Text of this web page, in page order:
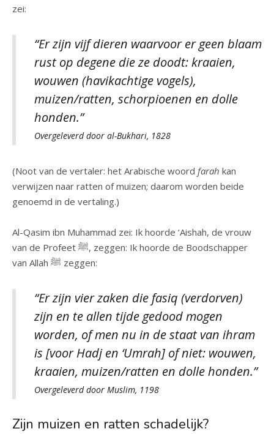
zei:
“Er zijn vijf dieren waarvoor er geen blaam
rust op degene die ze doodt: kraaien,
wouwen (havikachtige vogels),
muizen/ratten, schorpioenen en dolle
honden.”
Overgeleverd door al-Bukhari, 1828
(Noot van de vertaler: het Arabische woord farah kan
verwijzen naar ratten of muizen; daarom worden beide
genoemd in de vertaling.)
Al-Qasim ibn Muhammad zei: Ik hoorde ‘Aishah, de vrouw
van de Profeet ﷺ, zeggen: Ik hoorde de Boodschapper
van Allah ﷺ zeggen:
“Er zijn vier zaken die fasiq (verdorven)
zijn en te allen tijde gedood mogen
worden, of men nu in de staat van ihram
is [voor Hadj en ‘Umrah] of niet: wouwen,
kraaien, muizen/ratten en dolle honden.”
Overgeleverd door Muslim, 1198
Zijn muizen en ratten schadelijk?